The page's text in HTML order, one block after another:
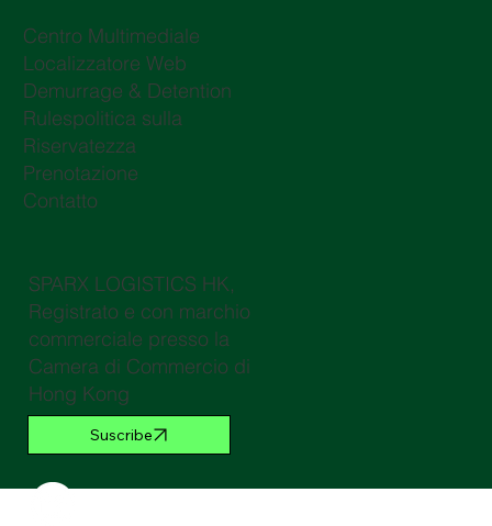
Centro Multimediale
Localizzatore Web
Demurrage & Detention
Rulespolitica sulla
Riservatezza
Prenotazione
Contatto
SPARX LOGISTICS HK,
Registrato e con marchio
commerciale presso la
Camera di Commercio di
Hong Kong
Suscribe